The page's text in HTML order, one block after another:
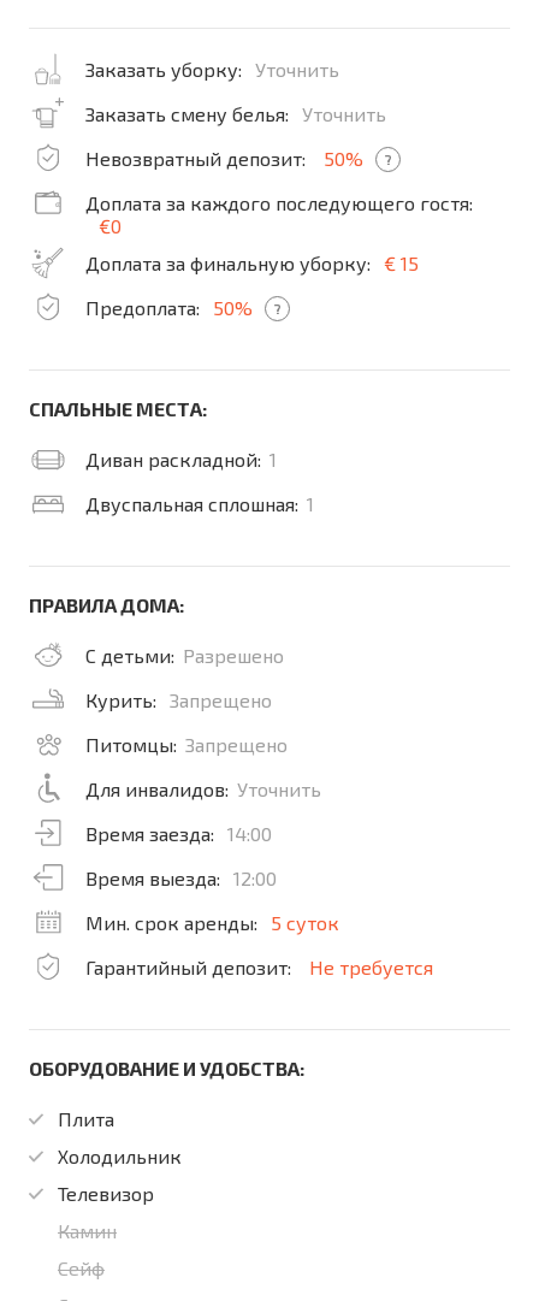
Заказать уборку:
Уточнить
Заказать смену белья:
Уточнить
Невозвратный депозит:
50% ?
Доплата за каждого последующего гостя:
€0
Доплата за финальную уборку:
€ 15
Предоплата:
50% ?
СПАЛЬНЫЕ МЕСТА:
Диван раскладной: 1
Двуспальная сплошная: 1
ПРАВИЛА ДОМА:
С детьми: Разрешено
Курить:
Запрещено
Питомцы: Запрещено
Для инвалидов: Уточнить
Время заезда:
14:00
Время выезда:
12:00
Мин. срок аренды:
5 суток
Гарантийный депозит:
Не требуется
ОБОРУДОВАНИЕ И УДОБСТВА:
Плита
Холодильник
Телевизор
Камин
Сейф